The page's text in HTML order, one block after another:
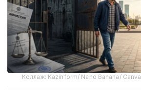
Коллаж: Kazinform/ Nano Banana/ Canva